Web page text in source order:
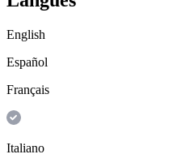
English
Español
Français
Italiano